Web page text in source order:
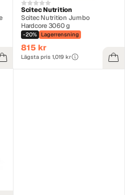
Scitec Nutrition
Scitec Nutrition Jumbo
Hardcore 3060 g
-20% Lagerrensning
815 kr
Lägsta pris 1,019 kr